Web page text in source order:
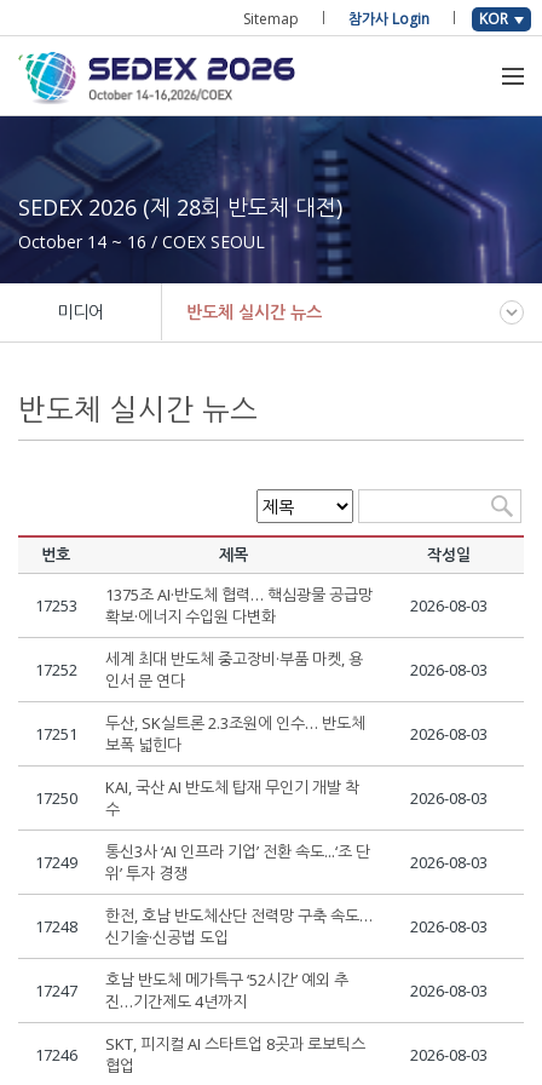
Sitemap 참가사 Login KOR
SEDEX 2026 (제 28회 반도체 대전)
October 14 ~ 16 / COEX SEOUL
미디어 반도체 실시간 뉴스
반도체 실시간 뉴스
번호 제목 작성일
17253
1375조 AI·반도체 협력… 핵심광물 공급망
확보·에너지 수입원 다변화
2026-08-03
17252
세계 최대 반도체 중고장비·부품 마켓, 용
인서 문 연다
2026-08-03
17251
두산, SK실트론 2.3조원에 인수… 반도체
보폭 넓힌다
2026-08-03
17250
KAI, 국산 AI 반도체 탑재 무인기 개발 착
수
2026-08-03
17249
통신3사 ‘AI 인프라 기업’ 전환 속도...‘조 단
위’ 투자 경쟁
2026-08-03
17248
한전, 호남 반도체산단 전력망 구축 속도…
신기술·신공법 도입
2026-08-03
17247
호남 반도체 메가특구 ‘52시간’ 예외 추
진…기간제도 4년까지
2026-08-03
17246
SKT, 피지컬 AI 스타트업 8곳과 로보틱스
협업
2026-08-03